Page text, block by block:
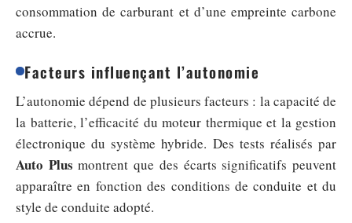
consommation de carburant et d’une empreinte carbone
accrue.
Facteurs influençant l’autonomie
L’autonomie dépend de plusieurs facteurs : la capacité de
la batterie, l’efficacité du moteur thermique et la gestion
électronique du système hybride. Des tests réalisés par
Auto Plus montrent que des écarts significatifs peuvent
apparaître en fonction des conditions de conduite et du
style de conduite adopté.